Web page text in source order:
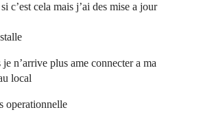
c’est cela mais j’ai des mise a jour
n’arrive plus ame connecter a ma
local
operationnelle